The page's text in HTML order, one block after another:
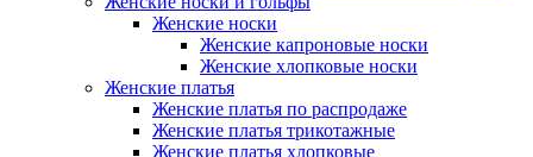
Женские носки
Женские капроновые носки
Женские хлопковые носки
Женские платья
Женские платья по распродаже
Женские платья трикотажные
Женские платья хлопковые